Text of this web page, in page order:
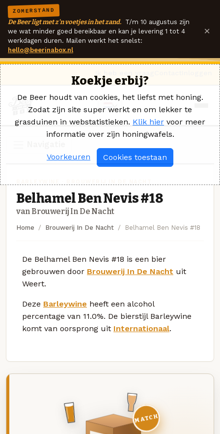
ZOMERSTAND
De Beer ligt met z'n voetjes in het zand. T/m 10 augustus zijn
we wat minder goed bereikbaar en kan je levering 1 tot 4
werkdagen duren. Mailen werkt het snelst:
hello@beerinabox.nl
×
Belhamel Ben Nevis #18
van Brouwerij In De Nacht
Home Brouwerij In De Nacht Belhamel Ben Nevis #18
De Belhamel Ben Nevis #18 is een bier
gebrouwen door Brouwerij In De Nacht uit
Weert.
Deze Barleywine heeft een alcohol
percentage van 11.0%. De bierstijl Barleywine
komt van oorsprong uit Internationaal.
MATCH
Koekje erbij?
De Beer houdt van cookies, het liefst met honing.
Zodat zijn site super werkt en om lekker te
grasduinen in webstatistieken. Klik hier voor meer
informatie over zijn honingwafels.
Voorkeuren Cookies toestaan